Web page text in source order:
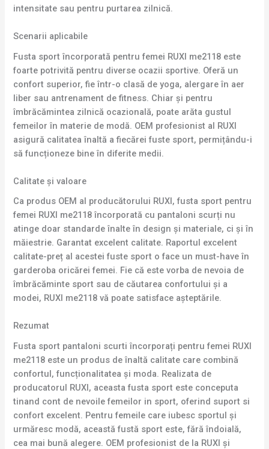
intensitate sau pentru purtarea zilnică.
Scenarii aplicabile
Fusta sport încorporată pentru femei RUXI me2118 este
foarte potrivită pentru diverse ocazii sportive. Oferă un
confort superior, fie într-o clasă de yoga, alergare în aer
liber sau antrenament de fitness. Chiar și pentru
îmbrăcămintea zilnică ocazională, poate arăta gustul
femeilor în materie de modă. OEM profesionist al RUXI
asigură calitatea înaltă a fiecărei fuste sport, permițându-i
să funcționeze bine în diferite medii.
Calitate și valoare
Ca produs OEM al producătorului RUXI, fusta sport pentru
femei RUXI me2118 încorporată cu pantaloni scurți nu
atinge doar standarde înalte în design și materiale, ci și în
măiestrie. Garantat excelent calitate. Raportul excelent
calitate-preț al acestei fuste sport o face un must-have în
garderoba oricărei femei. Fie că este vorba de nevoia de
îmbrăcăminte sport sau de căutarea confortului și a
modei, RUXI me2118 vă poate satisface așteptările.
Rezumat
Fusta sport pantaloni scurti încorporați pentru femei RUXI
me2118 este un produs de înaltă calitate care combină
confortul, funcționalitatea și moda. Realizata de
producatorul RUXI, aceasta fusta sport este conceputa
tinand cont de nevoile femeilor in sport, oferind suport si
confort excelent. Pentru femeile care iubesc sportul și
urmăresc modă, această fustă sport este, fără îndoială,
cea mai bună alegere. OEM profesionist de la RUXI și